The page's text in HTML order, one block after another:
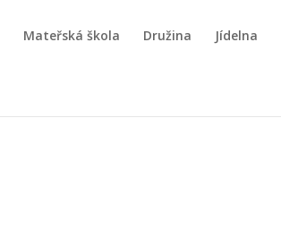
Mateřská škola Družina Jídelna